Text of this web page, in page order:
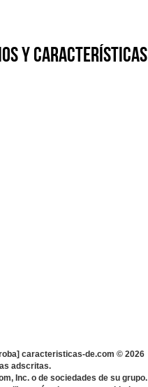
y características
caracteristicas-de.com © 2026
adscritas.
Inc. o de sociedades de su grupo.